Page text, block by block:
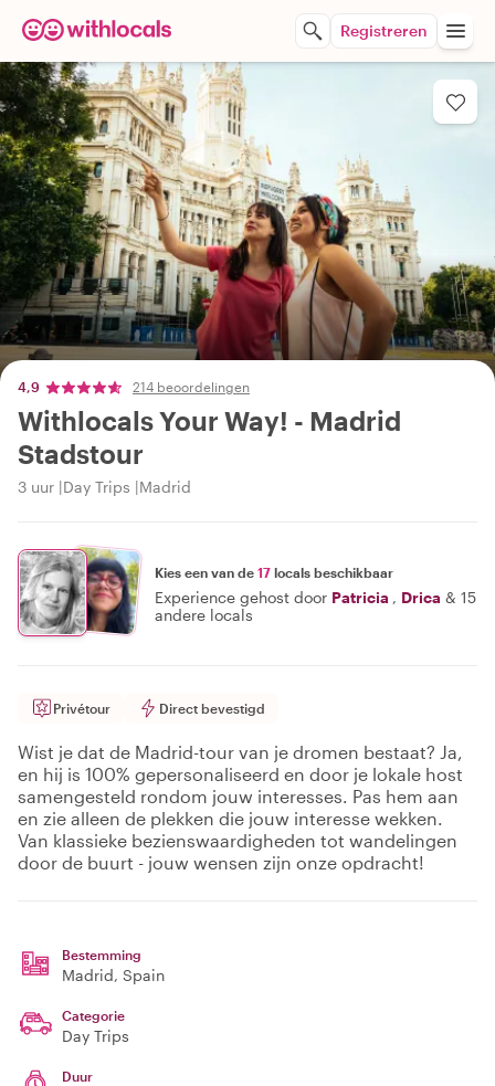
Registreren
4,9 214 beoordelingen
Withlocals Your Way! - Madrid
Stadstour
3 uur Day Trips Madrid
Kies een van de 17 locals beschikbaar
Experience gehost door Patricia , Drica & 15
andere locals
Privétour Direct bevestigd
Wist je dat de Madrid-tour van je dromen bestaat? Ja,
en hij is 100% gepersonaliseerd en door je lokale host
samengesteld rondom jouw interesses. Pas hem aan
en zie alleen de plekken die jouw interesse wekken.
Van klassieke bezienswaardigheden tot wandelingen
door de buurt - jouw wensen zijn onze opdracht!
Bestemming
Madrid, Spain
Categorie
Day Trips
Duur